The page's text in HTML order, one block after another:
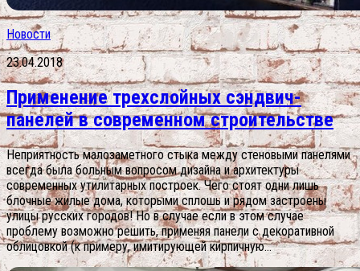
Новости
23.04.2018
Применение трехслойных сэндвич-
панелей в современном строительстве
Неприятность малозаметного стыка между стеновыми панелями
всегда была больным вопросом дизайна и архитектуры
современных утилитарных построек. Чего стоят одни лишь
блочные жилые дома, которыми сплошь и рядом застроены
улицы русских городов! Но в случае если в этом случае
проблему возможно решить, применяя панели с декоративной
облицовкой (к примеру, имитирующей кирпичную...